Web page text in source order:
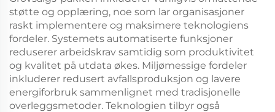
støtte og opplæring, noe som lar organisasjoner
raskt implementere og maksimere teknologiens
fordeler. Systemets automatiserte funksjoner
reduserer arbeidskrav samtidig som produktivitet
og kvalitet på utdata økes. Miljømessige fordeler
inkluderer redusert avfallsproduksjon og lavere
energiforbruk sammenlignet med tradisjonelle
overleggsmetoder. Teknologien tilbyr også